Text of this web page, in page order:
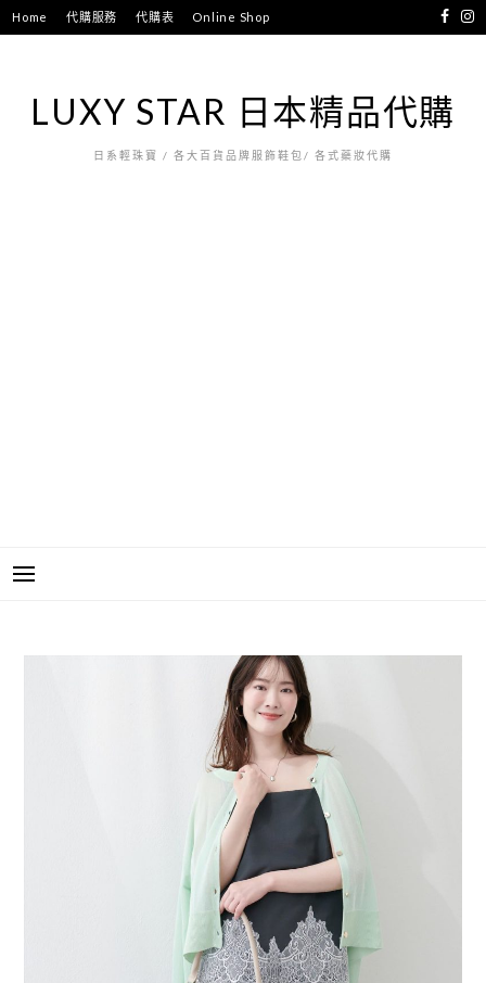
跳
至
Home 代購服務 代購表 Online Shop
LUXY STAR 日本精品代購
日系輕珠寶 / 各大百貨品牌服飾鞋包/ 各式藥妝代購